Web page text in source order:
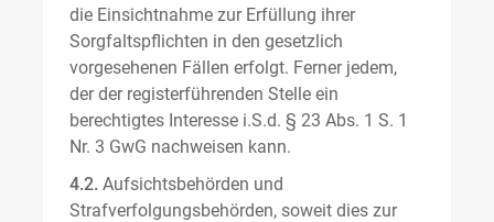
die Einsichtnahme zur Erfüllung ihrer
Sorgfaltspflichten in den gesetzlich
vorgesehenen Fällen erfolgt. Ferner jedem,
der der registerführenden Stelle ein
berechtigtes Interesse i.S.d. § 23 Abs. 1 S. 1
Nr. 3 GwG nachweisen kann.
4.2. Aufsichtsbehörden und
Strafverfolgungsbehörden, soweit dies zur